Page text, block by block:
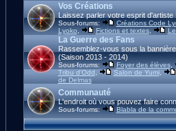
Vos Créations
Laissez parler votre esprit d'artiste !
Sous-forums: Créations Code
Lyoko, Fictions et textes,
La Guerre des Fans
Rassemblez-vous sous la
(Saison 2013 - 2014)
Sous-forums: Foyer des élèves,
Tribu d'Odd
Salon de Yumi,
de Delmas
Communauté
L'endroit où vous pouvez faire
Sous-forums: Blabla de la